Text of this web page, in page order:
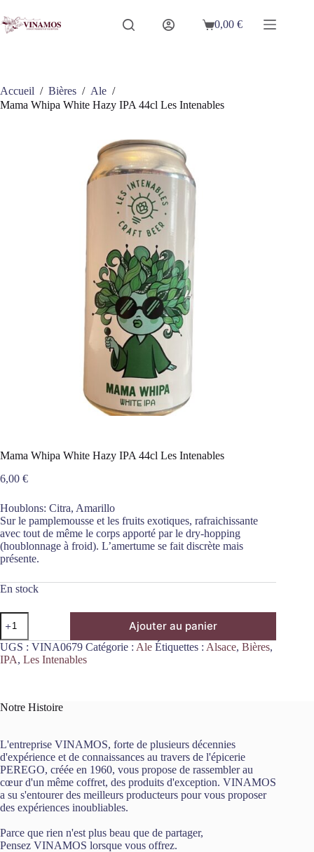
au
contenu
Panier
0,00€
Accueil / Bières / Ale /
Mama Whipa White Hazy IPA 44cl Les Intenables
Mama Whipa White Hazy IPA 44cl Les Intenables
6,00 €
Houblons: Citra, Amarillo
Sur le pamplemousse et les fruits exotiques, rafraichissante
avec tout de même le corps apporté par le dry-hopping
(houblonnage à froid). L’amertume se fait discrète mais
présente.
En stock
quantité
de
Mama
Whipa
White
Les
Ajouter au panier
UGS : VINA0679 Catégorie : Ale Étiquettes : Alsace, Bières,
IPA, Les Intenables
Notre Histoire
L'entreprise VINAMOS, forte de plusieurs décennies
d'expérience et de connaissances au travers de l'épicerie
PEREGO, créée en 1960, vous propose de rassembler au
cœur d'un même coffret, des produits d'exception. VINAMOS
a su s'entourer des meilleurs producteurs pour vous proposer
des expériences inoubliables.
Parce que rien n'est plus beau que de partager,
Pensez VINAMOS lorsque vous offrez.